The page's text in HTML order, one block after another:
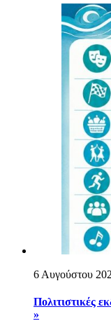
6 Αυγούστου
Πολιτιστικές
»